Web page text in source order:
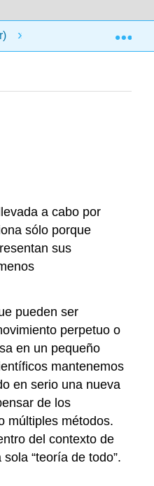
1: Comprender la
a cabo por
sólo porque
sus
pueden ser
perpetuo o
en un pequeño
mantenemos
en serio una nueva
de los
múltiples métodos.
del contexto de
“teoría de todo”.